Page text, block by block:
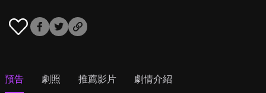
預告 劇照 推薦影片 劇情介紹